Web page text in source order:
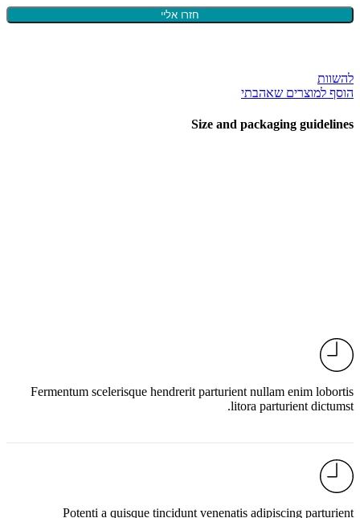
להשוות
הוסף למוצרים שאהבתי
Size and packaging guidelines
Fermentum scelerisque hendrerit parturient nullam enim lobortis
litora parturient dictumst.
Potenti a quisque tincidunt venenatis adipiscing parturient